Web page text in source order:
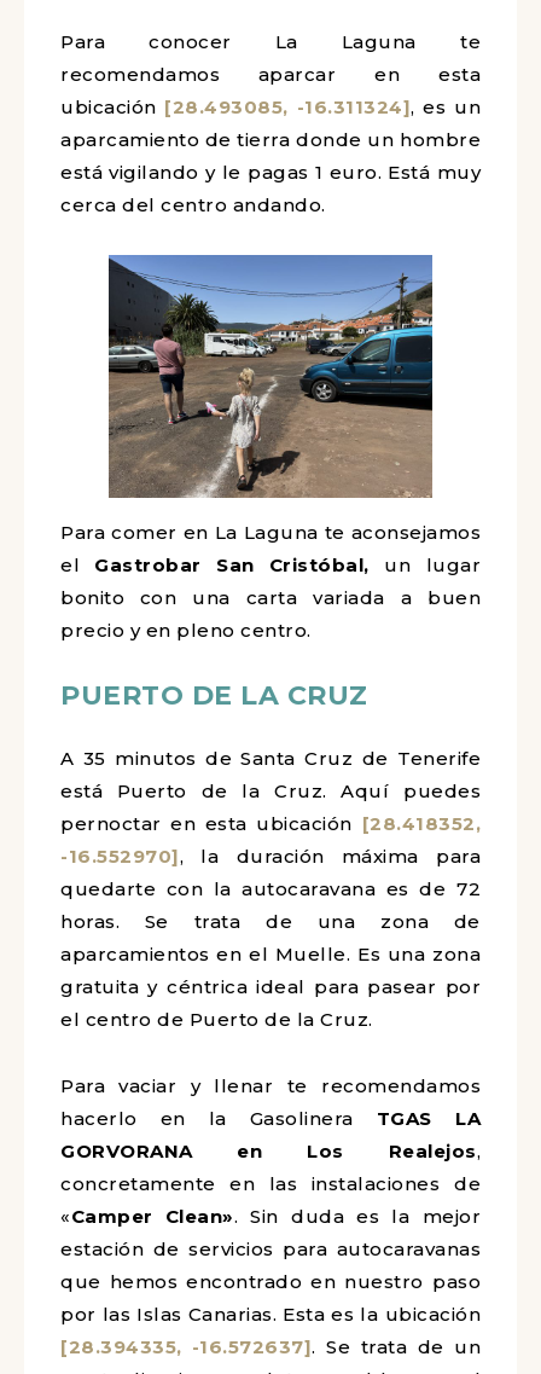
Para conocer La Laguna te
recomendamos aparcar en esta
ubicación [28.493085, -16.311324], es un
aparcamiento de tierra donde un hombre
está vigilando y le pagas 1 euro. Está muy
cerca del centro andando.
Para comer en La Laguna te aconsejamos
el Gastrobar San Cristóbal, un lugar
bonito con una carta variada a buen
precio y en pleno centro.
PUERTO DE LA CRUZ
A 35 minutos de Santa Cruz de Tenerife
está Puerto de la Cruz. Aquí puedes
pernoctar en esta ubicación [28.418352,
-16.552970], la duración máxima para
quedarte con la autocaravana es de 72
horas. Se trata de una zona de
aparcamientos en el Muelle. Es una zona
gratuita y céntrica ideal para pasear por
el centro de Puerto de la Cruz.
Para vaciar y llenar te recomendamos
hacerlo en la Gasolinera TGAS LA
GORVORANA en Los Realejos,
concretamente en las instalaciones de
«Camper Clean». Sin duda es la mejor
estación de servicios para autocaravanas
que hemos encontrado en nuestro paso
por las Islas Canarias. Esta es la ubicación
[28.394335, -16.572637]. Se trata de un